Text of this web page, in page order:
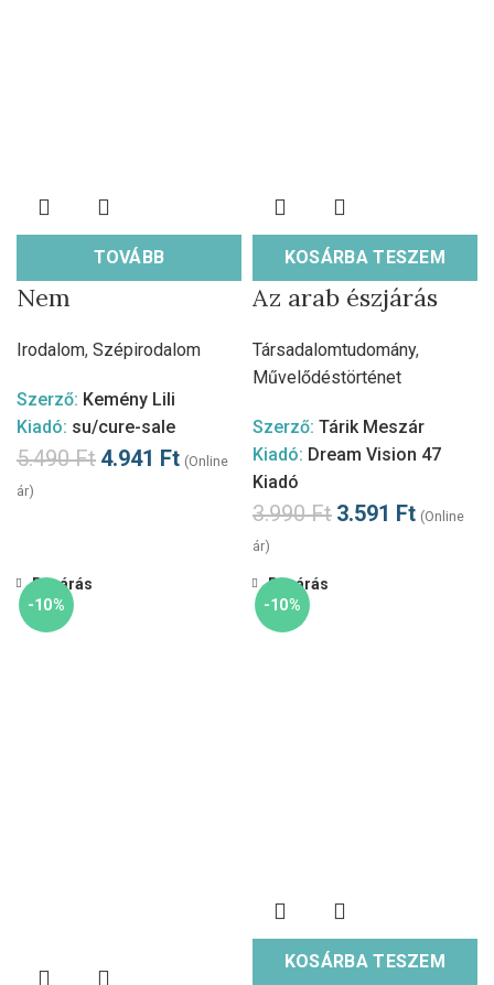
TOVÁBB
Nem
Irodalom, Szépirodalom
Szerző: Kemény Lili
Kiadó: su/cure-sale
5.490Ft 4.941 Ft (Online
ár)
KOSÁRBA TESZEM
Az arab észjárás
Társadalomtudomány,
Művelődéstörténet
Szerző: Tárik Meszár
Kiadó: Dream Vision 47
Kiadó
3.990Ft 3.591 Ft (Online
ár)
-10%
Bezárás
-10%
KOSÁRBA TESZEM
Bezárás